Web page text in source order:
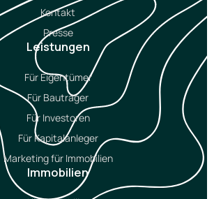
Kontakt
Presse
Leistungen
Für Eigentümer
Für Bauträger
Für Investoren
Für Kapitalanleger
Marketing für Immobilien
Immobilien